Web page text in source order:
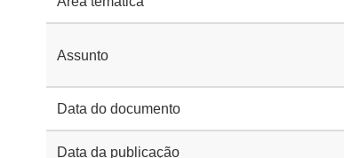
Assunto
Data do documento
Data da publicação